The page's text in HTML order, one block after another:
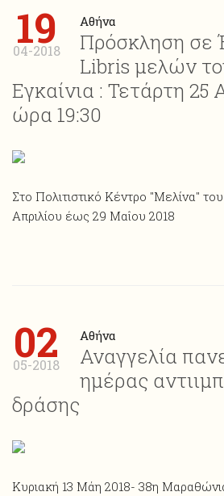
19
04-2018
Αθήνα
Πρόσκληση σε
Libris μελών
Εγκαίνια : Τετάρτη 25
ώρα 19:30
Στο Πολιτιστικό Κέντρο "Μελίνα"
Απριλίου έως 29 Μαΐου 2018
02
05-2018
Αθήνα
Αναγγελία
ημέρας
δράσης
Κυριακή 13 Μάη 2018- 38η